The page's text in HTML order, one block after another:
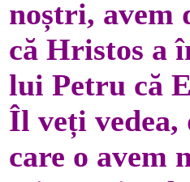
noștri, avem
că Hristos a
lui Petru că
Îl veți vedea,
care o avem